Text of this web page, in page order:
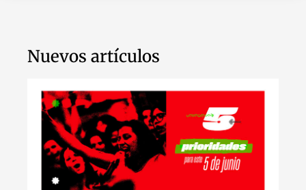
Nuevos artículos